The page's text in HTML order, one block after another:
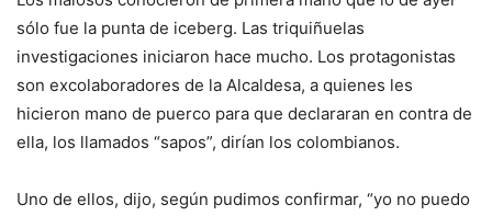
sólo fue la punta de iceberg. Las triquiñuelas
investigaciones iniciaron hace mucho. Los protagonistas
son excolaboradores de la Alcaldesa, a quienes les
hicieron mano de puerco para que declararan en contra de
ella, los llamados “sapos”, dirían los colombianos.
Uno de ellos, dijo, según pudimos confirmar, “yo no puedo